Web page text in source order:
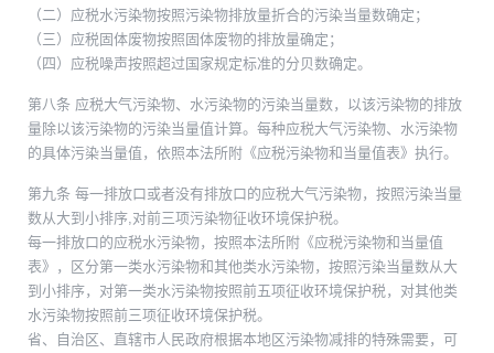
（二）应税水污染物按照污染物排放量折合的污染当量数确定；
（三）应税固体废物按照固体废物的排放量确定；
（四）应税噪声按照超过国家规定标准的分贝数确定。
第八条 应税大气污染物、水污染物的污染当量数，以该污染物的排放
量除以该污染物的污染当量值计算。每种应税大气污染物、水污染物
的具体污染当量值，依照本法所附《应税污染物和当量值表》执行。
第九条 每一排放口或者没有排放口的应税大气污染物，按照污染当量
数从大到小排序,对前三项污染物征收环境保护税。
每一排放口的应税水污染物，按照本法所附《应税污染物和当量值
表》，区分第一类水污染物和其他类水污染物，按照污染当量数从大
到小排序，对第一类水污染物按照前五项征收环境保护税，对其他类
水污染物按照前三项征收环境保护税。
省、自治区、直辖市人民政府根据本地区污染物减排的特殊需要，可